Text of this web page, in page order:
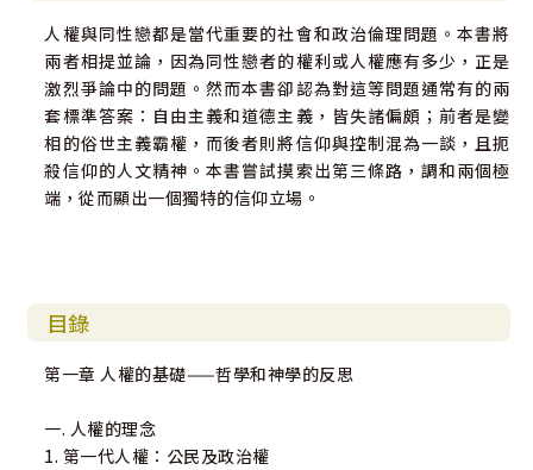
人權與同性戀都是當代重要的社會和政治倫理問題。本書將
兩者相提並論，因為同性戀者的權利或人權應有多少，正是
激烈爭論中的問題。然而本書卻認為對這等問題通常有的兩
套標準答案：自由主義和道德主義，皆失諸偏頗；前者是變
相的俗世主義霸權，而後者則將信仰與控制混為一談，且扼
殺信仰的人文精神。本書嘗試摸索出第三條路，調和兩個極
端，從而顯出一個獨特的信仰立場。
目錄
第一章 人權的基礎——哲學和神學的反思
一. 人權的理念
1. 第一代人權：公民及政治權